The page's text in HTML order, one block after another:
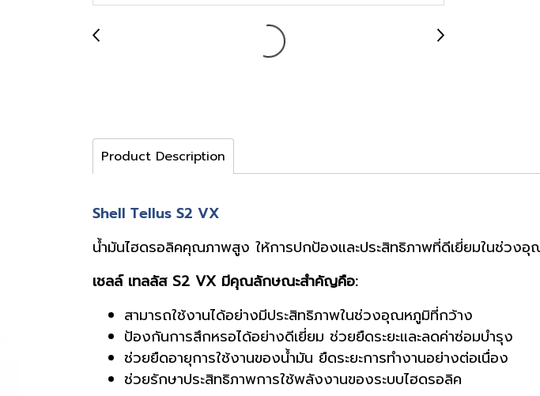
Product Description
Shell Tellus S2 VX
น้ำมันไฮดรอลิคคุณภาพสูง ให้การปกป้องและประสิทธิภาพที่ดีเยี่ยมในช่วง
เชลล์ เทลลัส S2 VX มีคุณลักษณะสำคัญคือ:
สามารถใช้งานได้อย่างมีประสิทธิภาพในช่วงอุณหภูมิที่กว้าง
ป้องกันการสึกหรอได้อย่างดีเยี่ยม ช่วยยืดระยะและลดค่าซ่อมบำรุง
ช่วยยืดอายุการใช้งานของน้ำมัน ยืดระยะการทำงานอย่างต่อเนื่อง
ช่วยรักษาประสิทธิภาพการใช้พลังงานของระบบไฮดรอลิค